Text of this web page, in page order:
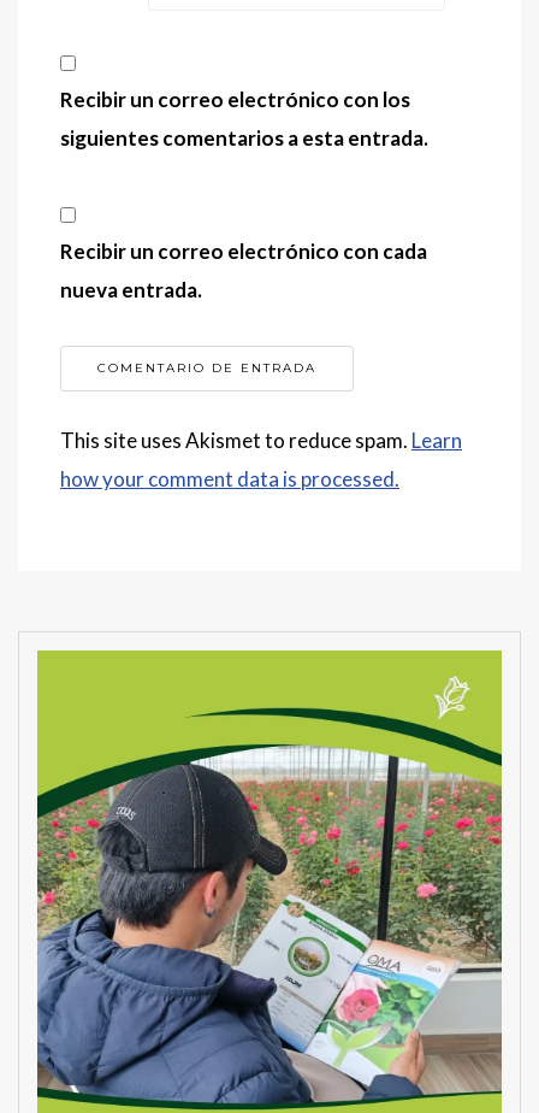
Recibir un correo electrónico con los
siguientes comentarios a esta entrada.
Recibir un correo electrónico con cada
nueva entrada.
This site uses Akismet to reduce spam. Learn
how your comment data is processed.